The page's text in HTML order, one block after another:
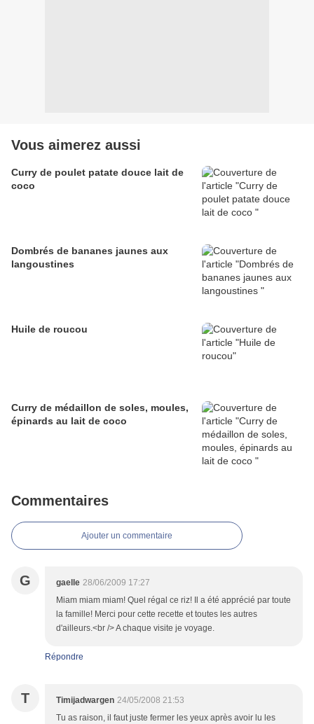
Vous aimerez aussi
Curry de poulet patate douce lait de
coco
Dombrés de bananes jaunes aux
langoustines
Huile de roucou
Curry de médaillon de soles, moules,
épinards au lait de coco
Commentaires
Ajouter un commentaire
G gaelle 28/06/2009 17:27
Miam miam miam! Quel régal ce riz! Il a été apprécié par toute
la famille! Merci pour cette recette et toutes les autres
d'ailleurs.<br /> A chaque visite je voyage.
Répondre
T Timijadwargen 24/05/2008 21:53
Tu as raison, il faut juste fermer les yeux après avoir lu les